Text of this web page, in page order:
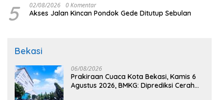
5 02/08/2026 0 Komentar
Akses Jalan Kincan Pondok Gede Ditutup Sebulan
Bekasi
06/08/2026
Prakiraan Cuaca Kota Bekasi, Kamis 6
Agustus 2026, BMKG: Diprediksi Cerah